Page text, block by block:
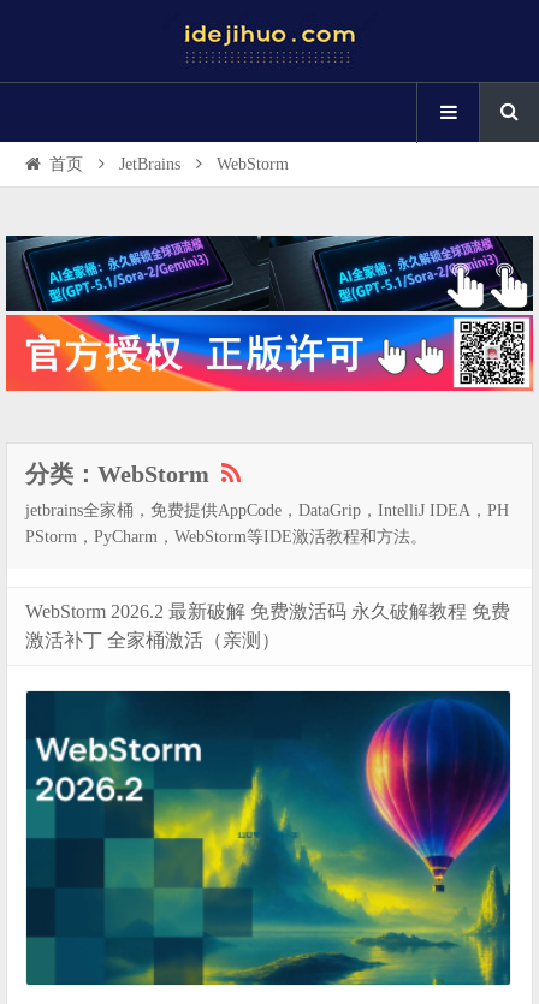
首页 JetBrains WebStorm
分类：WebStorm
jetbrains全家桶，免费提供AppCode，DataGrip，IntelliJ IDEA，PH
PStorm，PyCharm，WebStorm等IDE激活教程和方法。
WebStorm 2026.2 最新破解 免费激活码 永久破解教程 免费
激活补丁 全家桶激活（亲测）